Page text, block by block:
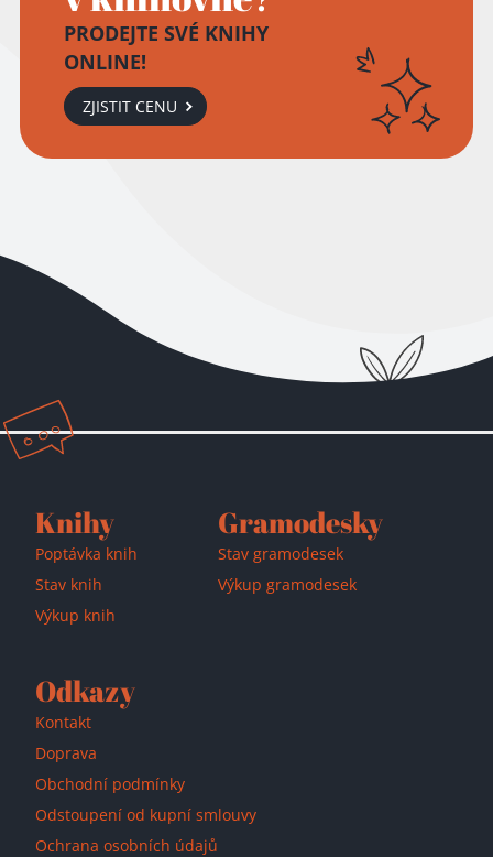
PRODEJTE SVÉ KNIHY
ONLINE!
ZJISTIT CENU
Přidáno do košíku!
Knihy
Poptávka knih
Stav knih
Výkup knih
Gramodesky
Stav gramodesek
Výkup gramodesek
Odkazy
Kontakt
Doprava
Obchodní podmínky
Odstoupení od kupní smlouvy
Ochrana osobních údajů